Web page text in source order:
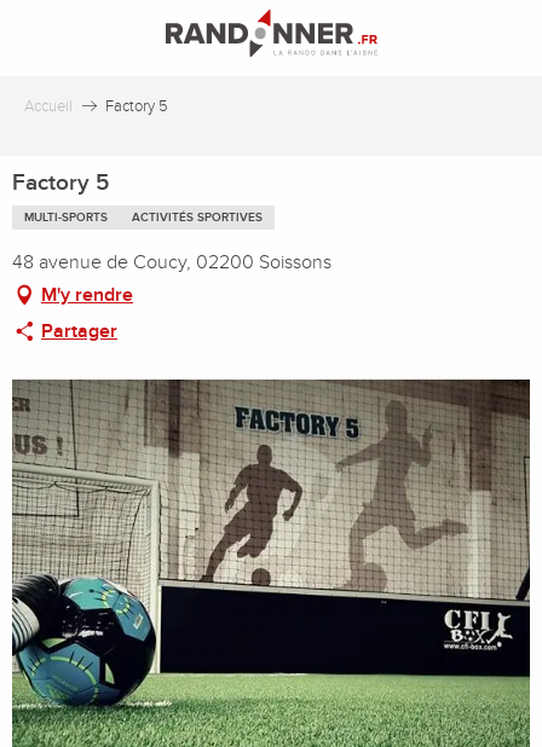
principal
Accueil Factory 5
Factory 5
MULTI-SPORTS ACTIVITÉS SPORTIVES
48 avenue de Coucy, 02200 Soissons
M'y rendre
Partager